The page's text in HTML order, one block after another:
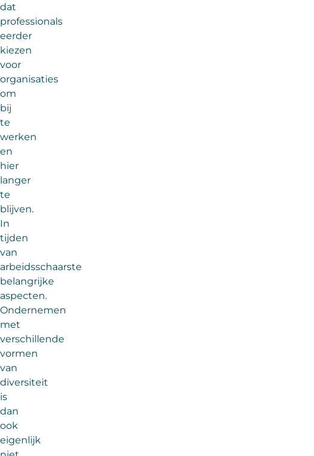
dat
professionals
eerder
kiezen
voor
organisaties
om
bij
te
werken
en
hier
langer
te
blijven.
In
tijden
van
arbeidsschaarste
belangrijke
aspecten.
Ondernemen
met
verschillende
vormen
van
diversiteit
is
dan
ook
eigenlijk